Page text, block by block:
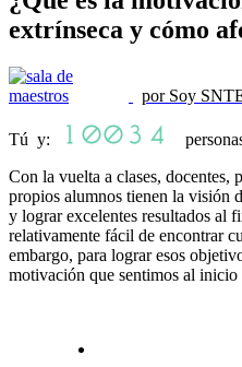
extrínseca y cómo
por Soy
Tú y:
Con la vuelta a clases, docentes,
propios alumnos tienen la visión
y lograr excelentes resultados al
relativamente fácil de encontrar
embargo, para lograr esos
motivación que sentimos al